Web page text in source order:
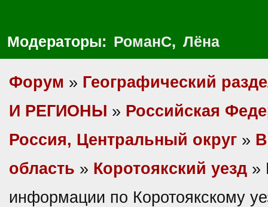
Модераторы: РоманС, Лёна
Форум » Географический
И РЕГИОНЫ » Российская
Россия, Центральный округ »
область » Коротоякский уезд »
информации по Коротоякскому